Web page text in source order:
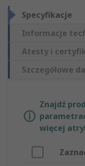
Specyfikacje
Informacje
Atesty i
Szczegółowe
Znajdź
więcej